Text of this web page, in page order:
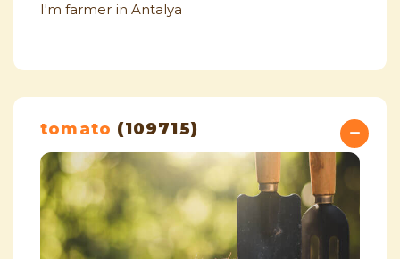
I'm farmer in Antalya
tomato (109715)